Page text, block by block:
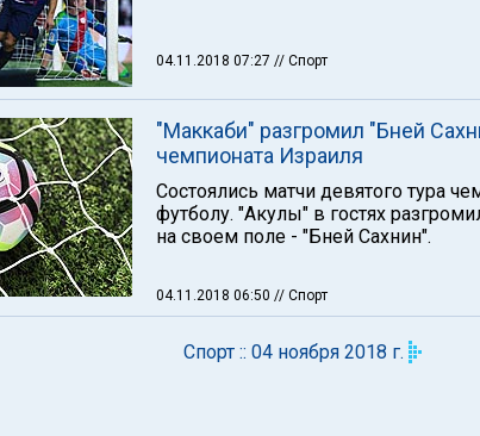
04.11.2018 07:27 // Спорт
"Маккаби" разгромил "Бней
чемпионата Израиля
Состоялись матчи девятого тура
футболу. "Акулы" в гостях
на своем поле - "Бней Сахнин".
04.11.2018 06:50 // Спорт
Спорт :: 04 ноября 2018 г.